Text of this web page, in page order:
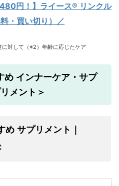
円！ 】ライース® リンクル
・買い切り）／
に対して（※2）年齢に応じたケア
め インナーケア・サプ
メント＞
サプリメント｜